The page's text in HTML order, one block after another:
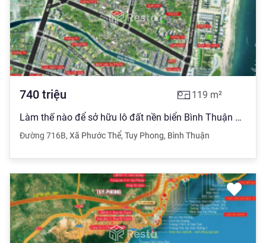
740 triệu 119 m²
Làm thế nào để sở hữu lô đất nền biển Bình Thuận giá rẻ nhất Việt Nam hãy ib ngay ạ!
Đường 716B, Xã Phước Thể, Tuy Phong, Bình Thuận